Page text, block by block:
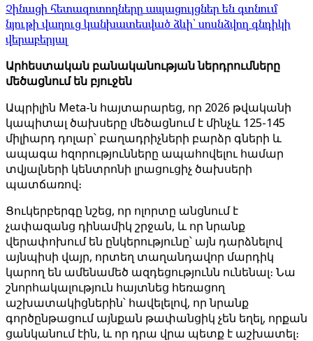
Չինացի հետազոտողները ապացույցներ են գտնում
նյութի վաղուց կանխատեսված ձևի՝ սոսնձվող գնդիկի
վերաբերյալ
Արհեստական ​​բանականության ներդրումները
մեծացնում են բյուջեն
Ապրիլին Meta-ն հայտարարեց, որ 2026 թվականի
կապիտալ ծախսերը մեծացնում է մինչև 125-145
միլիարդ դոլար՝ բաղադրիչների բարձր գների և
ապագա հզորությունները ապահովելու համար
տվյալների կենտրոնի լրացուցիչ ծախսերի
պատճառով։
Ցուկերբերգը նշեց, որ ոլորտը անցնում է
չափազանց դինամիկ շրջան, և որ նրանք
վերափոխում են ընկերությունը՝ այն դարձնելով
այնպիսի վայր, որտեղ տաղանդավոր մարդիկ
կարող են ամենամեծ ազդեցությունն ունենալ։ Նա
շնորհակալություն հայտնեց հեռացող
աշխատակիցներին՝ հավելելով, որ նրանք
գործընթացում այնքան թափանցիկ չեն եղել, որքան
ցանկանում էին, և որ դրա վրա պետք է աշխատել։